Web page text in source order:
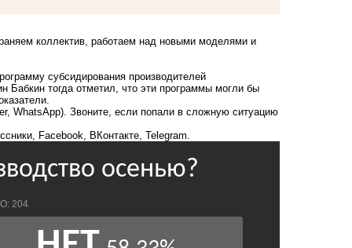
коллектив, работаем над новыми моделями и
субсидирования производителей
Бабкин тогда отметил, что эти программы могли бы
WhatsApp). Звоните, если попали в сложную ситуацию
Facebook ВКонтакте Telegram